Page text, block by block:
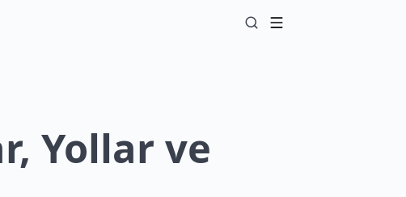
Yollar ve